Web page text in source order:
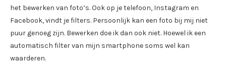
het bewerken van foto’s. Ook op je telefoon, Instagram en
Facebook, vindt je filters. Persoonlijk kan een foto bij mij niet
puur genoeg zijn. Bewerken doe ik dan ook niet. Hoewel ik een
automatisch filter van mijn smartphone soms wel kan
waarderen.